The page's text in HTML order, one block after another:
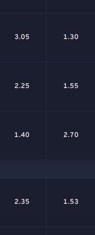
3.05 1.30
2.25 1.55
1.40 2.70
2.35 1.53